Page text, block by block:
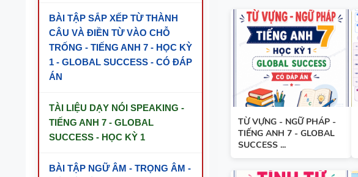
BÀI TẬP SẮP XẾP TỪ THÀNH
CÂU VÀ ĐIỀN TỪ VÀO CHỖ
TRỐNG - TIẾNG ANH 7 - HỌC KỲ
1 - GLOBAL SUCCESS - CÓ ĐÁP
ÁN
TÀI LIỆU DẠY NÓI SPEAKING -
TIẾNG ANH 7 - GLOBAL
SUCCESS - HỌC KỲ 1
BÀI TẬP NGỮ ÂM - TRỌNG ÂM -
TỪ VỰNG - NGỮ PHÁP -
TIẾNG ANH 7 - GLOBAL
SUCCESS ...